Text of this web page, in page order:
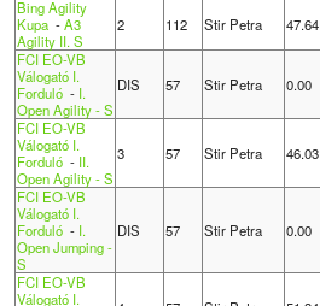
Bing Agility
Kupa-A3
Agility II. S
2 112 Stir Petra 47.64
FCI EO-VB
Válogató I.
Forduló - I.
Open Agility - S
DIS 57 Stir Petra 0.00
FCI EO-VB
Válogató I.
Forduló - II.
Open Agility - S
3 57 Stir Petra 46.03
FCI EO-VB
Válogató I.
Forduló - I.
Open Jumping -
S
DIS 57 Stir Petra 0.00
FCI EO-VB
Válogató I.